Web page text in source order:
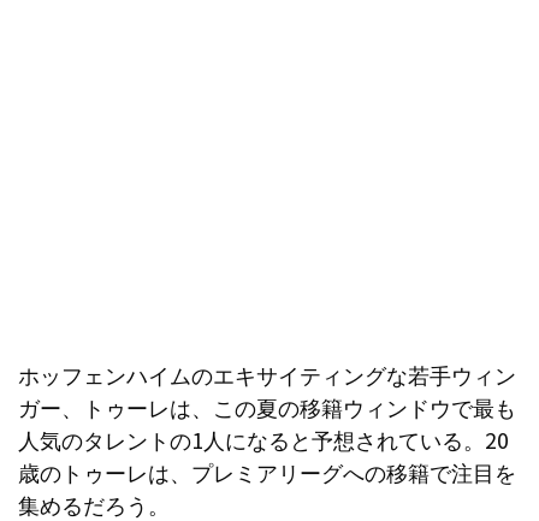
ホッフェンハイムのエキサイティングな若手ウィン
ガー、トゥーレは、この夏の移籍ウィンドウで最も
人気のタレントの1人になると予想されている。20
歳のトゥーレは、プレミアリーグへの移籍で注目を
集めるだろう。